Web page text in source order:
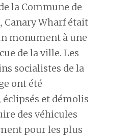
la Commune de
Canary Wharf était
monument à une
de la ville. Les
socialistes de la
ont été
éclipsés et démolis
des véhicules
pour les plus